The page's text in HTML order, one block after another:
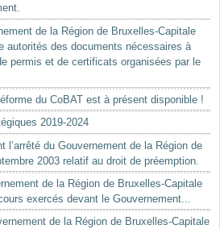
de la Région de Bruxelles-Capitale
autorités des documents nécessaires à
permis et de certificats organisées par le
du CoBAT est à présent disponible !
2019-2024
l’arrêté du Gouvernement de la Région de
2003 relatif au droit de préemption.
de la Région de Bruxelles-Capitale
exercés devant le Gouvernement...
de la Région de Bruxelles-Capitale